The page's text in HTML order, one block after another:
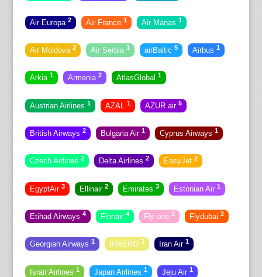
Air Europa 2 Air France 1 Air Manas 1
Air Moldova 2 Air Serbia 1 airBaltic 5 Airbus 1
Arkia 1 Armenia 2 AtlasGlobal 1
Austrian Airlines 1 AZAL 1 AZUR air 5
British Airways 2 Bulgaria Air 1 Cyprus Airways 1
Czech Airlines 2 Delta Airlines 2 EasyJet 2
EgyptAir 3 Ellinair 2 Emirates 3 Estonian Air 1
Etihad Airways 4 Finnair 4 Fly one 2 Flydubai 2
Georgian Airways 1 IRAERO 3 Iran Air 1
Israir Airlines 1 Japan Airlines 1 Jeju Air 1